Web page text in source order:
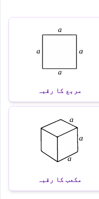
مربع کا رقبہ
مکعب کا رقبہ